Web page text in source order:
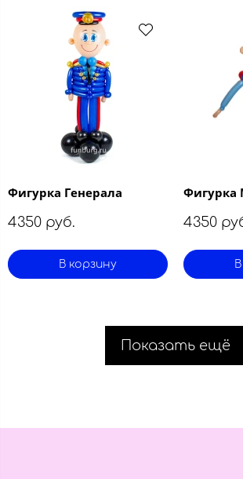
Фигурка Генерала
4350 руб.
В корзину
Фигурка
4350
Показать ещё